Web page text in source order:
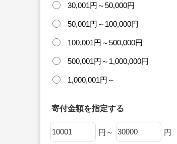
30,001円～50,000円
50,001円～100,000円
100,001円～500,000円
500,001円～1,000,000円
1,000,001円～
寄付金額を指定する
円～ 円